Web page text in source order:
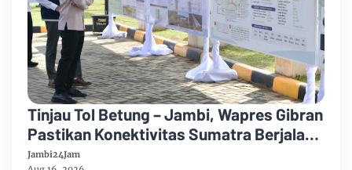
Tinjau Tol Betung – Jambi, Wapres Gibran
Pastikan Konektivitas Sumatra Berjalan
Optimal
Jambi24Jam